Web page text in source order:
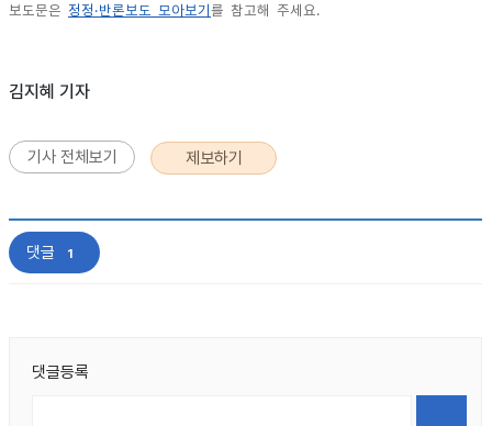
보도문은 정정·반론보도 모아보기 를 참고해 주세요.
김지혜 기자
기사 전체보기 제보하기
댓글 1
댓글등록